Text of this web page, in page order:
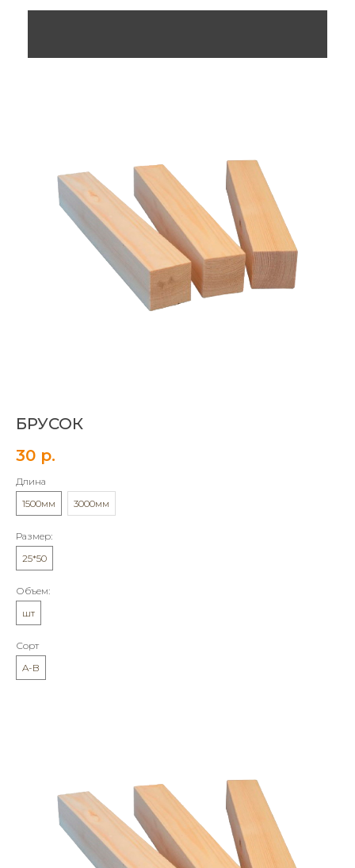
БРУСОК
30 р.
Длина
1500мм
3000мм
Размер:
25*50
Объем:
шт
Сорт
A-B